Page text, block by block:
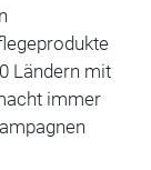
Ländern mit
immer